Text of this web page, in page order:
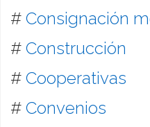
# Consignación
# Construcción
# Cooperativas
# Convenios